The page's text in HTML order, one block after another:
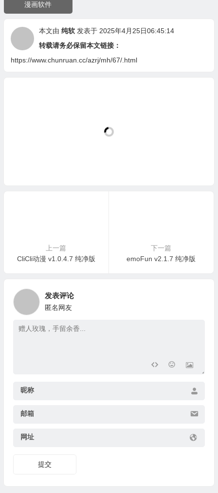
漫画软件
本文由 纯软发表于 2025年4月25日06:45:14
转载请务必保留本文链接：
https://www.chunruan.cc/azrj/mh/67/.html
上一篇
CliCli动漫 v1.0.4.7 纯净版
下一篇
emoFun v2.1.7 纯净版
发表评论
匿名网友
昵称
邮箱
网址
提交